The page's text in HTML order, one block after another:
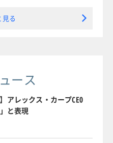
る
ース
アレックス・カープCEO
と表現